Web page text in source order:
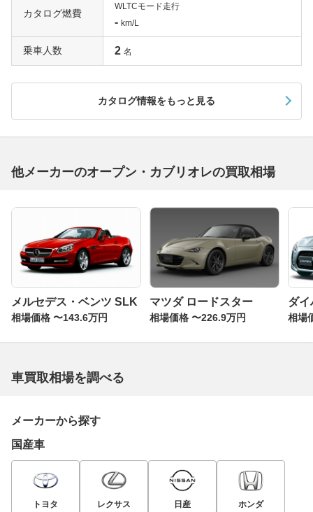
カタログ燃費
WLTCモード走行
- km/L
乗車人数 2 名
カタログ情報をもっと見る
他メーカーのオープン・カブリオレの買取相場
メルセデス・ベンツ SLK
相場価格 〜143.6万円
マツダ ロードスター
相場価格 〜226.9万円
ダイ
相場
車買取相場を調べる
メーカーから探す
国産車
トヨタ レクサス 日産 ホンダ